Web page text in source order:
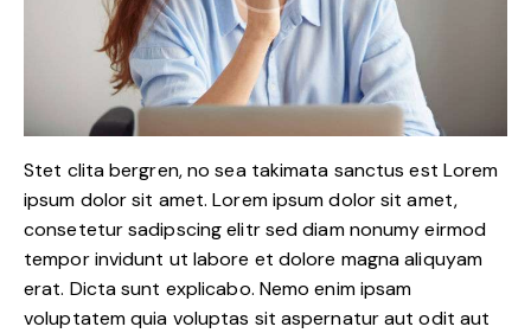
Stet clita bergren, no sea takimata sanctus est Lorem
ipsum dolor sit amet. Lorem ipsum dolor sit amet,
consetetur sadipscing elitr sed diam nonumy eirmod
tempor invidunt ut labore et dolore magna aliquyam
erat. Dicta sunt explicabo. Nemo enim ipsam
voluptatem quia voluptas sit aspernatur aut odit aut